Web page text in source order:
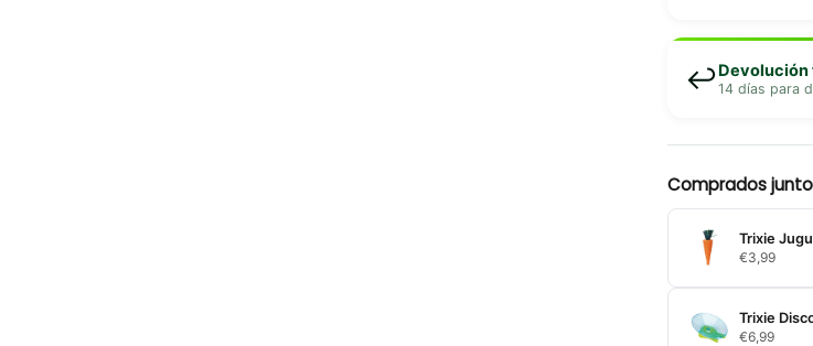
↩️Devolución
14 días para
Comprados
Trixie
€3,99
Trixie
€6,99